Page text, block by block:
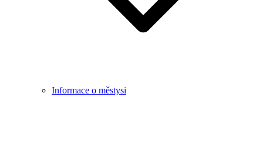
Informace o městysi